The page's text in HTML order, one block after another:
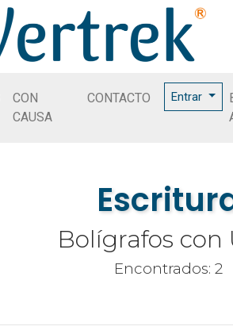
CON
CAUSA
CONTACTO Entrar
Bolígrafos con
Encontrados: 2